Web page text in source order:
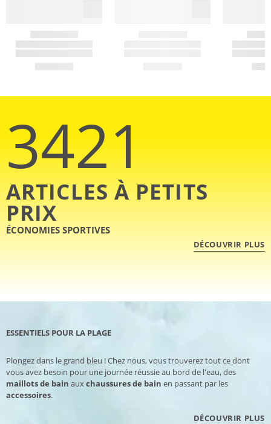
3421
ARTICLES À PETITS
PRIX
ÉCONOMIES SPORTIVES
DÉCOUVRIR PLUS
ESSENTIELS POUR LA PLAGE
Plongez dans le grand bleu ! Chez nous, vous trouverez tout ce dont
vous avez besoin pour une journée réussie au bord de l'eau, des
maillots de bain auxchaussures de bain en passant par les
accessoires.
DÉCOUVRIR PLUS